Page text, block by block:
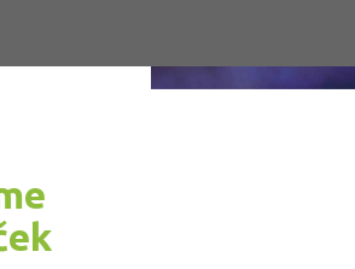
ktorá je známa svojím
ostružín nepotrebuje dlhé opory,